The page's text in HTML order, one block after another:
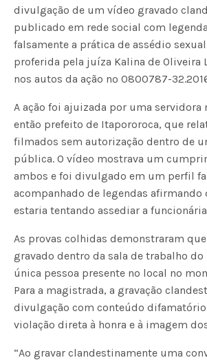
divulgação de um vídeo gravado
publicado em rede social com
falsamente a prática de assédio
proferida pela juíza Kalina de Oliveira
nos autos da ação nº 0800787-
A ação foi ajuizada por uma
então prefeito de Itapororoca, que
filmados sem autorização dentro de
pública. O vídeo mostrava um
ambos e foi divulgado em um perfil
acompanhado de legendas afirmando
estaria tentando assediar a funcionária
As provas colhidas demonstraram
gravado dentro da sala de trabalho do
única pessoa presente no local no
Para a magistrada, a gravação
divulgação com conteúdo
violação direta à honra e à imagem
“Ao gravar clandestinamente uma